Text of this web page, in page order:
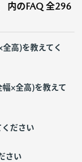
内のFAQ 全296
全高)を教えてく
幅×全高)を教えて
ください
さい